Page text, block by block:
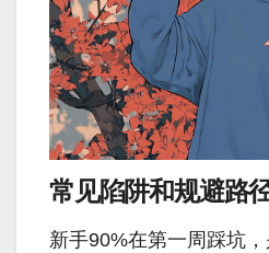
常见陷阱和规避路
新手90%在第一周踩坑